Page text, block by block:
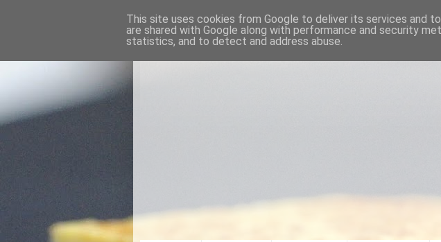
This site uses cookies from Google to deliver its services and
are shared with Google along with performance and security
statistics, and to detect and address abuse.